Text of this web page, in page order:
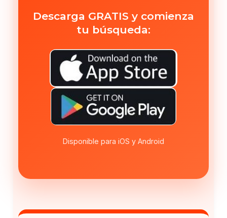
Descarga GRATIS y comienza
tu búsqueda:
Disponible para iOS y Android